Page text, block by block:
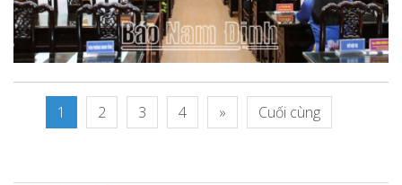
1 2 3 4 » Cuối cùng